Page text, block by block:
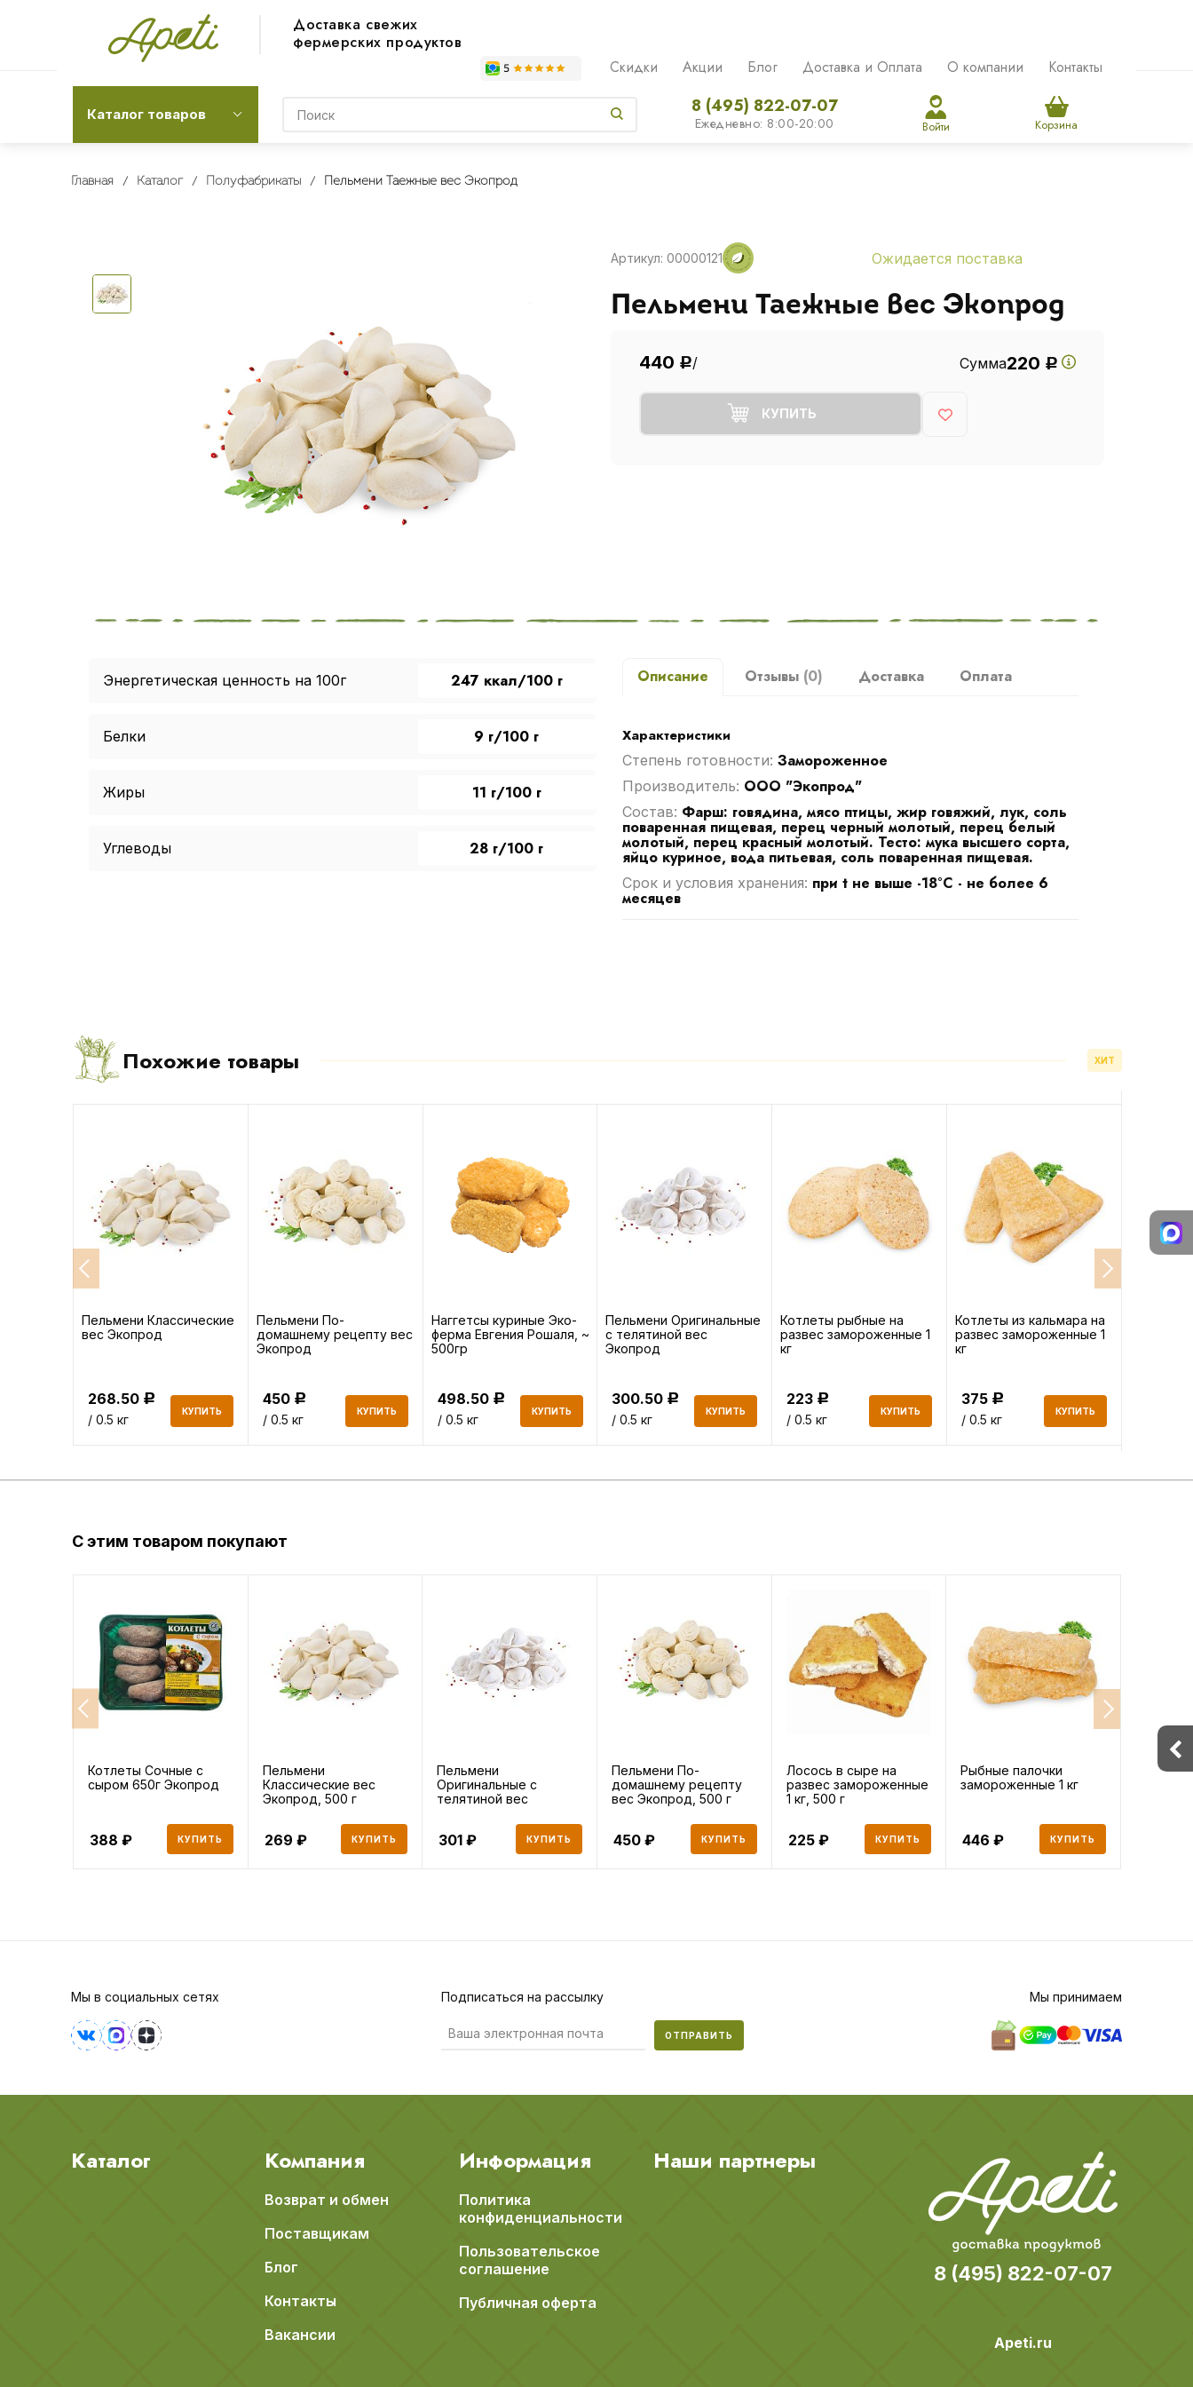
Доставка свежих
фермерских продуктов
Скидки Акции Блог Доставка и Оплата О компании Контакты
Каталог товаров 8 (495) 822-07-07
Ежедневно: 8:00-20:00 Войти Корзина
Главная Каталог Полуфабрикаты Пельмени Таежные вес Экопрод
Артикул: 00000121 Ожидается поставка
Пельмени Таежные вес Экопрод
440 Р/ Сумма220 Р
КУПИТЬ
Энергетическая ценность на 100г 247 ккал/100 г
Белки 9 г/100 г
Жиры 11 г/100 г
Углеводы 28 г/100 г
Описание Отзывы (0) Доставка Оплата
Характеристики
Степень готовности: Замороженное
Производитель: ООО "Экопрод"
Cостав: Фарш: говядина, мясо птицы, жир говяжий, лук, соль
поваренная пищевая, перец черный молотый, перец белый
молотый, перец красный молотый. Тесто: мука высшего сорта,
яйцо куриное, вода питьевая, соль поваренная пищевая.
Срок и условия хранения: при t не выше -18°С - не более 6
месяцев
Похожие товары ХИТ
Пельмени Классические
вес Экопрод
268.50 Р
/ 0.5 кг
КУПИТЬ
Пельмени По-
домашнему рецепту вес
Экопрод
450 Р
/ 0.5 кг
КУПИТЬ
Наггетсы куриные Эко-
ферма Евгения Рошаля, ~
500гр
498.50 Р
/ 0.5 кг
КУПИТЬ
Пельмени Оригинальные
с телятиной вес
Экопрод
300.50 Р
/ 0.5 кг
КУПИТЬ
Котлеты рыбные на
развес замороженные 1
кг
223 Р
/ 0.5 кг
КУПИТЬ
Котлеты из кальмара на
развес замороженные 1
кг
375 Р
/ 0.5 кг
КУПИТЬ
С этим товаром покупают
Котлеты Сочные с
сыром 650г Экопрод
388 КУПИТЬ
Пельмени
Классические вес
Экопрод, 500 г
269 КУПИТЬ
Пельмени
Оригинальные с
телятиной вес
301 КУПИТЬ
Пельмени По-
домашнему рецепту
вес Экопрод, 500 г
450 КУПИТЬ
Лосось в сыре на
развес замороженные
1 кг, 500 г
225 КУПИТЬ
Рыбные палочки
замороженные 1 кг
446 КУПИТЬ
Масло
Мы в социальных сетях Подписаться на рассылку
ОТПРАВИТЬ
Мы принимаем
Каталог Компания
Возврат и обмен
Поставщикам
Блог
Контакты
Вакансии
Информация
Политика
конфиденциальности
Пользовательское
соглашение
Публичная оферта
Наши партнеры
8 (495) 822-07-07
Apeti.ru